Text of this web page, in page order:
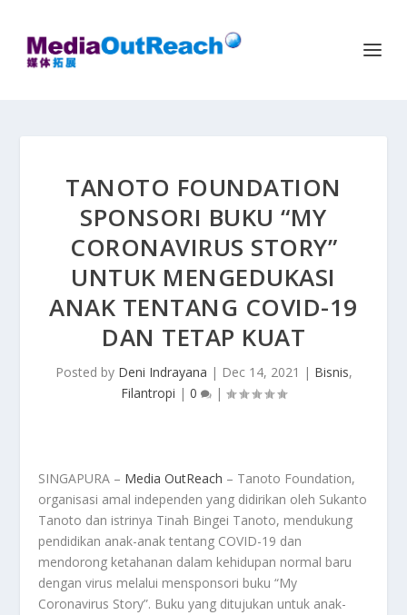
TANOTO FOUNDATION
SPONSORI BUKU “MY
CORONAVIRUS STORY”
UNTUK MENGEDUKASI
ANAK TENTANG COVID-19
DAN TETAP KUAT
Posted by Deni Indrayana | Dec 14, 2021 | Bisnis,
Filantropi | 0 |
SINGAPURA – Media OutReach – Tanoto Foundation,
organisasi amal independen yang didirikan oleh Sukanto
Tanoto dan istrinya Tinah Bingei Tanoto, mendukung
pendidikan anak-anak tentang COVID-19 dan
mendorong ketahanan dalam kehidupan normal baru
dengan virus melalui mensponsori buku “My
Coronavirus Story”. Buku yang ditujukan untuk anak-